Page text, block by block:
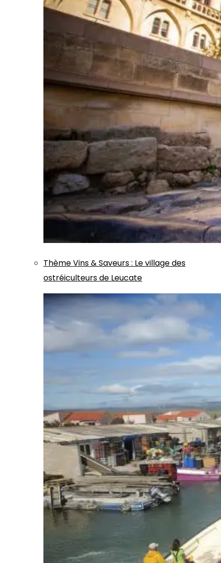
ThèmeVins & Saveurs: Le village des
ostréiculteurs de Leucate